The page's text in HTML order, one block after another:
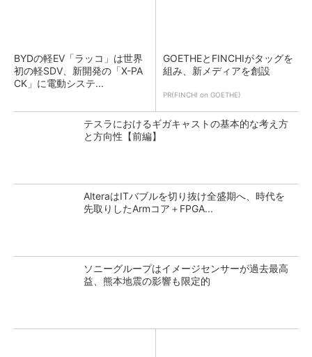
BYDの軽EV「ラッコ」は世界
初の軽SDV、新開発の「X-PA
CK」に電動システ...
GOETHEとFINCHIがタッグを
組み、新メディアを創設
PR(FINCHI on GOETHE)
テスラにおけるギガキャストの基本的な考え方
と方向性【前編】
AlteraはITバブルを切り抜け全盛期へ、時代を
先取りしたArmコア＋FPGA...
ソニーグループはイメージセンサーが過去最高
益、熊本地震の影響も限定的